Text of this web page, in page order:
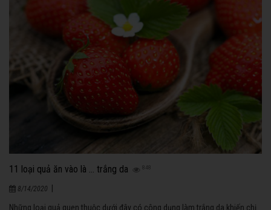
11 loại quả ăn vào là ... trắng da 848
8/14/2020
Những loại quả quen thuộc dưới đây có công dụng làm trắng da khiến chị